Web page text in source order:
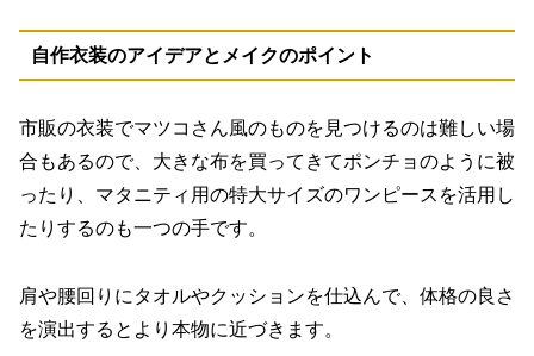
自作衣装のアイデアとメイクのポイント
市販の衣装でマツコさん風のものを見つけるのは難しい場
合もあるので、大きな布を買ってきてポンチョのように被
ったり、マタニティ用の特大サイズのワンピースを活用し
たりするのも一つの手です。
肩や腰回りにタオルやクッションを仕込んで、体格の良さ
を演出するとより本物に近づきます。